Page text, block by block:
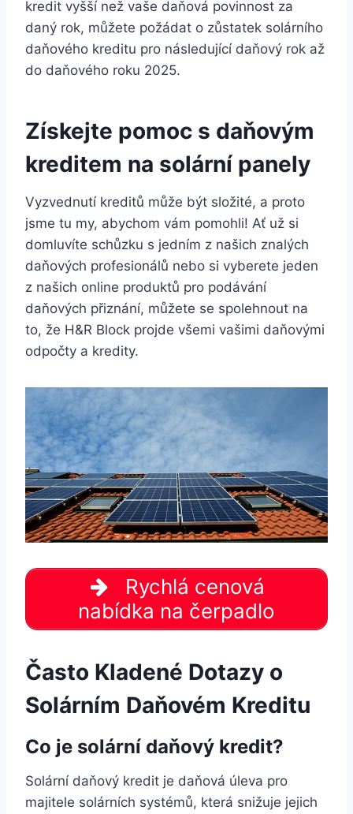
kredit vyšší než vaše daňová povinnost za
daný rok, můžete požádat o zůstatek solárního
daňového kreditu pro následující daňový rok až
do daňového roku 2025.
Získejte pomoc s daňovým
kreditem na solární panely
Vyzvednutí kreditů může být složité, a proto
jsme tu my, abychom vám pomohli! Ať už si
domluvíte schůzku s jedním z našich znalých
daňových profesionálů nebo si vyberete jeden
z našich online produktů pro podávání
daňových přiznání, můžete se spolehnout na
to, že H&R Block projde všemi vašimi daňovými
odpočty a kredity.
Rychlá cenová
nabídka na čerpadlo
Často Kladené Dotazy o
Solárním Daňovém Kreditu
Co je solární daňový kredit?
Solární daňový kredit je daňová úleva pro
majitele solárních systémů, která snižuje jejich